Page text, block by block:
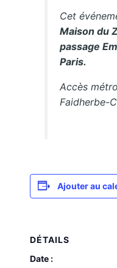
Cet
Maison du
passage
Paris.
Accès
Faidherbe-
Ajouter au
DÉTAILS
Date :